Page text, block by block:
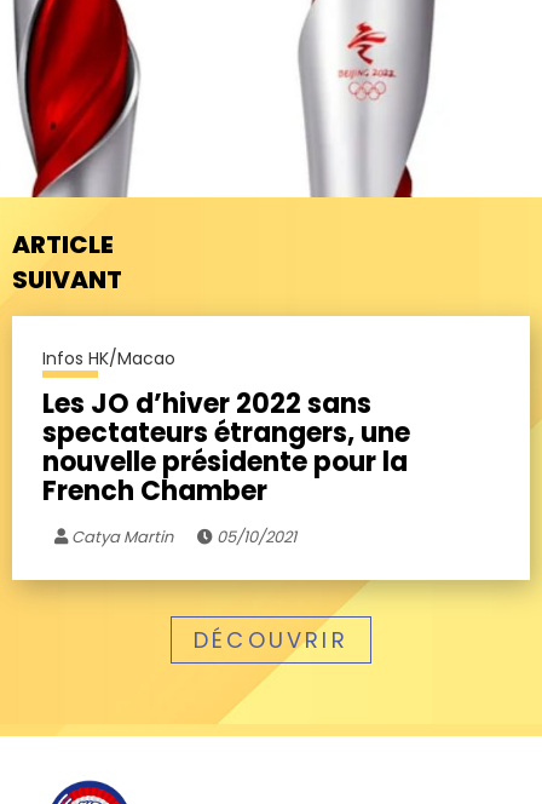
ARTICLE
SUIVANT
Infos HK/Macao
Les JO d’hiver 2022 sans
spectateurs étrangers, une
nouvelle présidente pour la
French Chamber
Catya Martin 05/10/2021
DÉCOUVRIR